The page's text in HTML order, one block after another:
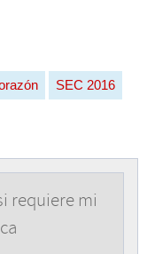
SEC 2016
requiere mi